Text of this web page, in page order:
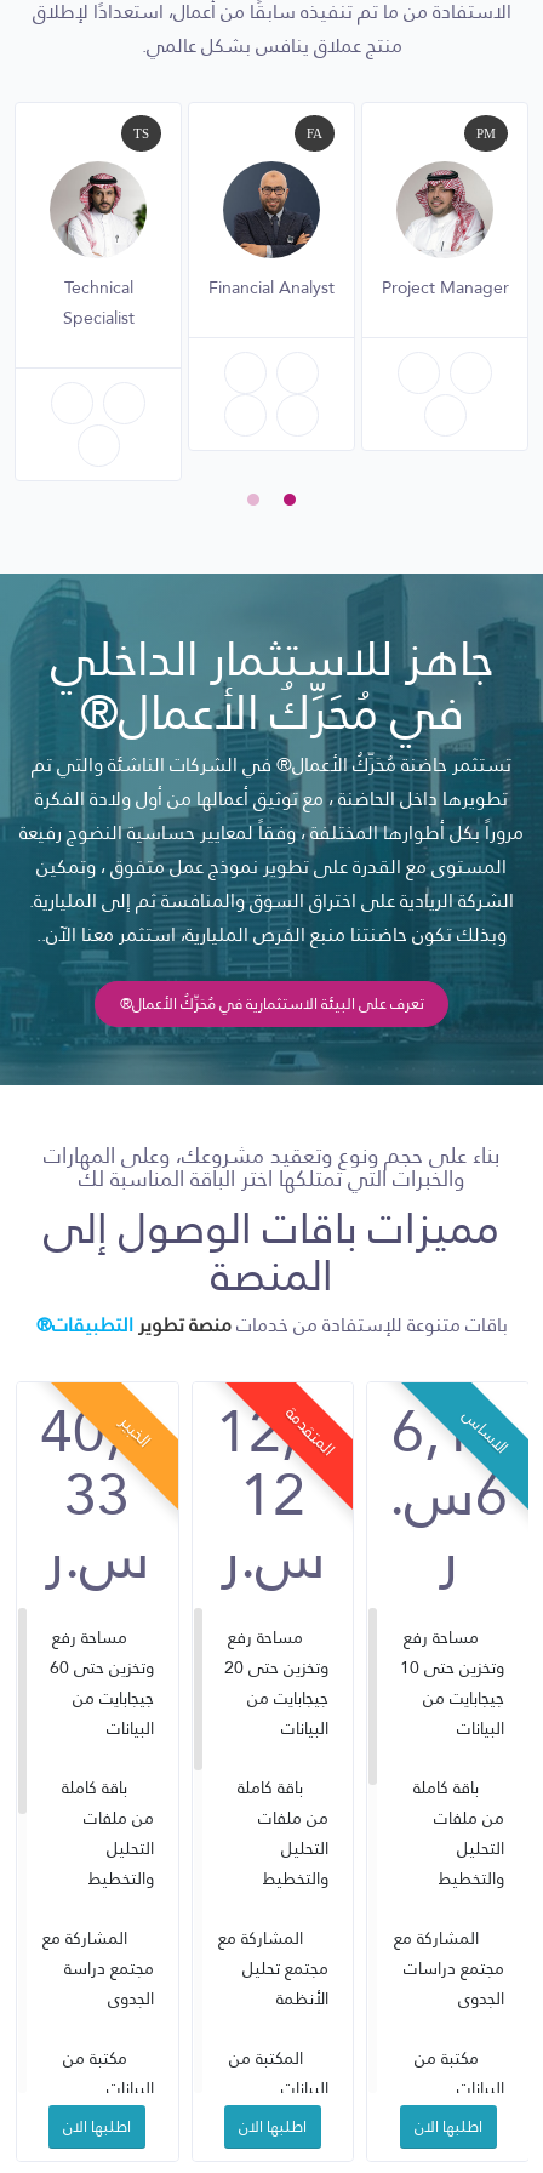
الاستفادة من ما تم تنفيذه سابقًا من أعمال، استعدادًا لإطلاق
منتج عملاق ينافس بشكل عالمي.
PM
Project Manager
FA
Financial Analyst
TS
Technical
Specialist
جاهز للاستثمار الداخلي
في مُحَرِّكُ الأعمال®
تستثمر حاضنة مُحَرِّكُ الأعمال® في الشركات الناشئة والتي تم
تطويرها داخل الحاضنة ، مع توثيق أعمالها من أول ولادة الفكرة
مروراً بكل أطوارها المختلفة ، وفقاً لمعايير حساسية النضوج رفيعة
المستوى مع القدرة على تطوير نموذج عمل متفوق ، وتمكين
الشركة الريادية على اختراق السوق والمنافسة ثم إلى المليارية.
وبذلك تكون حاضنتنا منبع الفرص المليارية، استثمر معنا الآن..
تعرف على البيئة الاستثمارية في مُحَرِّكُ الأعمال®
بناء على حجم ونوع وتعقيد مشروعك، وعلى المهارات
والخبرات التي تمتلكها اختر الباقة المناسبة لك
مميزات باقات الوصول إلى
المنصة
باقات متنوعة للإستفادة من خدماتمنصة تطويرالتطبيقات®
الاساس
6,18
6س.
ر
مساحة رفع
وتخزين حتى 10
جيجابايت من
البيانات
باقة كاملة
من ملفات
التحليل
والتخطيط
المشاركة مع
مجتمع دراسات
الجدوى
مكتبة من
البيانات
الإقتصادية
والتحليلات
اطلبها الان
المتقدمة
12,0
12
س.ر
مساحة رفع
وتخزين حتى 20
جيجابايت من
البيانات
باقة كاملة
من ملفات
التحليل
والتخطيط
المشاركة مع
مجتمع تحليل
الأنظمة
المكتبة من
البيانات
الإقتصادية
والتحليلات
اطلبها الان
الخبير
40,3
33
س.ر
مساحة رفع
وتخزين حتى 60
جيجابايت من
البيانات
باقة كاملة
من ملفات
التحليل
والتخطيط
المشاركة مع
مجتمع دراسة
الجدوى
مكتبة من
البيانات
الإقتصادية
والتحليلات
اطلبها الان